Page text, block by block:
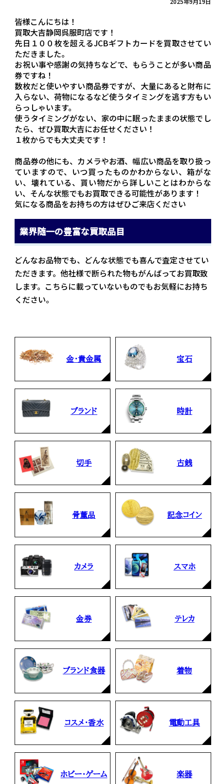
皆様こんにちは！
買取大吉静岡呉服町店です！
先日１００枚を超えるJCBギフトカードを買取させてい
ただきました。
お祝い事や感謝の気持ちなどで、もらうことが多い商品
券ですね！
数枚だと使いやすい商品券ですが、大量にあると財布に
入らない、荷物になるなど使うタイミングを逃す方もい
らっしゃいます。
使うタイミングがない、家の中に眠ったままの状態でし
たら、ぜひ買取大吉にお任せください！
１枚からでも大丈夫です！
商品券の他にも、カメラやお酒、幅広い商品を取り扱っ
ていますので、いつ買ったものかわからない、箱がな
い、壊れている、貰い物だから詳しいことはわからな
い、そんな状態でもお買取できる可能性があります！
気になる商品をお持ちの方はぜひご来店ください
業界随一の豊富な買取品目
どんなお品物でも、どんな状態でも喜んで査定させてい
ただきます。他社様で断られた物もがんばってお買取致
します。こちらに載っていないものでもお気軽にお持ち
ください。
金・貴金属 宝石
ブランド 時計
切手 古銭
骨董品 記念コイン
カメラ スマホ
金券 テレカ
ブランド食器 着物
コスメ・香水 電動工具
ホビー・ゲーム 楽器